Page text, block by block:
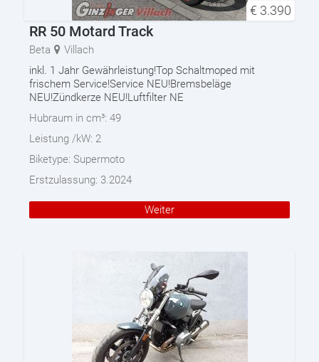
€ 3.390
RR 50 Motard Track
Beta
Villach
inkl. 1 Jahr Gewährleistung!Top Schaltmoped mit
frischem Service!Service NEU!Bremsbeläge
NEU!Zündkerze NEU!Luftfilter NE
Hubraum in cm³: 49
Leistung /kW: 2
Biketype: Supermoto
Erstzulassung: 3.2024
Weiter